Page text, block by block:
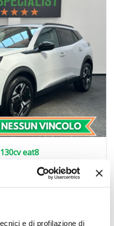
e di profilazione di
eat8
Automatico